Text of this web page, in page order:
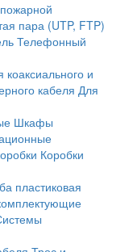
пара (UTP, FTP)
Телефонный
коаксиального и
кабеля Для
Шкафы
Коробки
пластиковая